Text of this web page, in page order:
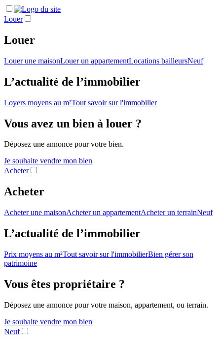
Louer
Louer
Louer une maisonLouer un appartementLocations bailleursNeuf
L’actualité de l’immobilier
Loyers moyens au m²Tout savoir sur l'immobilier
Vous avez un bien à louer ?
Déposez une annonce pour votre bien.
Je souhaite vendre mon bien
Acheter
Acheter
Acheter une maisonAcheter un appartementAcheter un terrainNeuf
L’actualité de l’immobilier
Prix moyens au m²Tout savoir sur l'immobilierBien gérer son
patrimoine
Vous êtes propriétaire ?
Déposez une annonce pour votre maison, appartement, ou terrain.
Je souhaite vendre mon bien
Neuf